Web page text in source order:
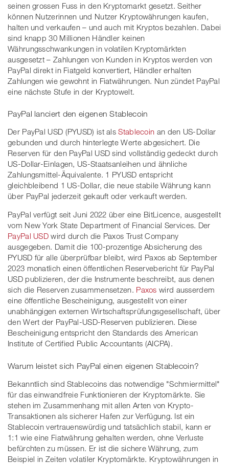
seinen grossen Fuss in den Kryptomarkt gesetzt. Seither
können Nutzerinnen und Nutzer Kryptowährungen kaufen,
halten und verkaufen – und auch mit Kryptos bezahlen. Dabei
sind knapp 30 Millionen Händler keinen
Währungsschwankungen in volatilen Kryptomärkten
ausgesetzt – Zahlungen von Kunden in Kryptos werden von
PayPal direkt in Fiatgeld konvertiert, Händler erhalten
Zahlungen wie gewohnt in Fiatwährungen. Nun zündet PayPal
eine nächste Stufe in der Kryptowelt.
PayPal lanciert den eigenen Stablecoin
Der PayPal USD (PYUSD) ist alsStablecoin an den US-Dollar
gebunden und durch hinterlegte Werte abgesichert. Die
Reserven für den PayPal USD sind vollständig gedeckt durch
US-Dollar-Einlagen, US-Staatsanleihen und ähnliche
Zahlungsmittel-Äquivalente. 1 PYUSD entspricht
gleichbleibend 1 US-Dollar, die neue stabile Währung kann
über PayPal jederzeit gekauft oder verkauft werden.
PayPal verfügt seit Juni 2022 über eine BitLicence, ausgestellt
vom New York State Department of Financial Services. Der
PayPal USD wird durch die Paxos Trust Company
ausgegeben. Damit die 100-prozentige Absicherung des
PYUSD für alle überprüfbar bleibt, wird Paxos ab September
2023 monatlich einen öffentlichen Reservebericht für PayPal
USD publizieren, der die Instrumente beschreibt, aus denen
sich die Reserven zusammensetzen. Paxos wird ausserdem
eine öffentliche Bescheinigung, ausgestellt von einer
unabhängigen externen Wirtschaftsprüfungsgesellschaft, über
den Wert der PayPal-USD-Reserven publizieren. Diese
Bescheinigung entspricht den Standards des American
Institute of Certified Public Accountants (AICPA).
Warum leistet sich PayPal einen eigenen Stablecoin?
Bekanntlich sind Stablecoins das notwendige "Schmiermittel"
für das einwandfreie Funktionieren der Kryptomärkte. Sie
stehen im Zusammenhang mit allen Arten von Krypto-
Transaktionen als sicherer Hafen zur Verfügung. Ist ein
Stablecoin vertrauenswürdig und tatsächlich stabil, kann er
1:1 wie eine Fiatwährung gehalten werden, ohne Verluste
befürchten zu müssen. Er ist die sichere Währung, zum
Beispiel in Zeiten volatiler Kryptomärkte. Kryptowährungen in